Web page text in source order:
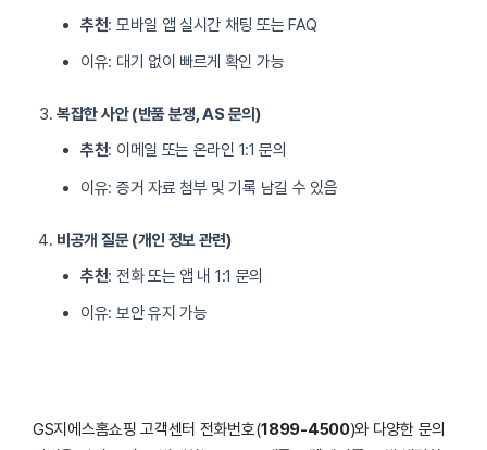
추천: 모바일 앱 실시간 채팅 또는 FAQ
이유: 대기 없이 빠르게 확인 가능
복잡한 사안 (반품 분쟁, AS 문의)
추천: 이메일 또는 온라인 1:1 문의
이유: 증거 자료 첨부 및 기록 남길 수 있음
비공개 질문 (개인 정보 관련)
추천: 전화 또는 앱 내 1:1 문의
이유: 보안 유지 가능
GS지에스홈쇼핑 고객센터 전화번호(1899-4500)와 다양한 문의